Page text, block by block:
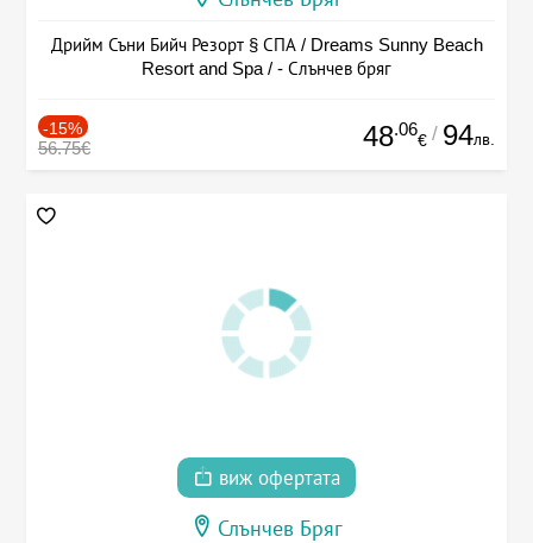
Дрийм Съни Бийч Резорт § СПА / Dreams Sunny Beach
Resort and Spa / - Слънчев бряг
-15%
56.75€ 48.06
€ / 94лв.
виж офертата
Слънчев Бряг